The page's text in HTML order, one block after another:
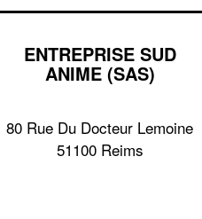
ENTREPRISE SUD
ANIME (SAS)
80 Rue Du Docteur Lemoine
51100 Reims